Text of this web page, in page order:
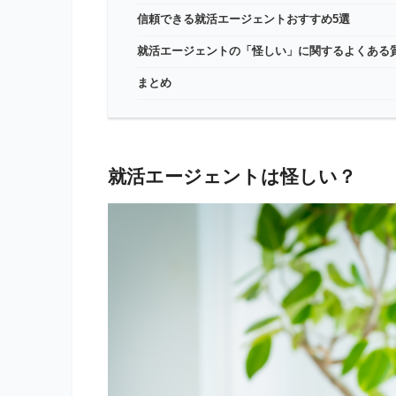
信頼できる就活エージェントおすすめ5選
就活エージェントの「怪しい」に関するよくある
まとめ
就活エージェントは怪しい？